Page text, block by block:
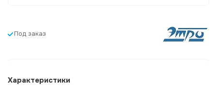
Под заказ
Характеристики